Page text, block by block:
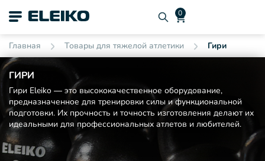
Главная Товары для тяжелой атлетики Гири
ГИРИ
Гири Eleiko — это высококачественное оборудование,
предназначенное для тренировки силы и функциональной
подготовки. Их прочность и точность изготовления делают их
идеальными для профессиональных атлетов и любителей.